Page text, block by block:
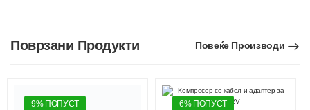
Поврзани Продукти Повеќе Производи
9% ПОПУСТ 6% ПОПУСТ